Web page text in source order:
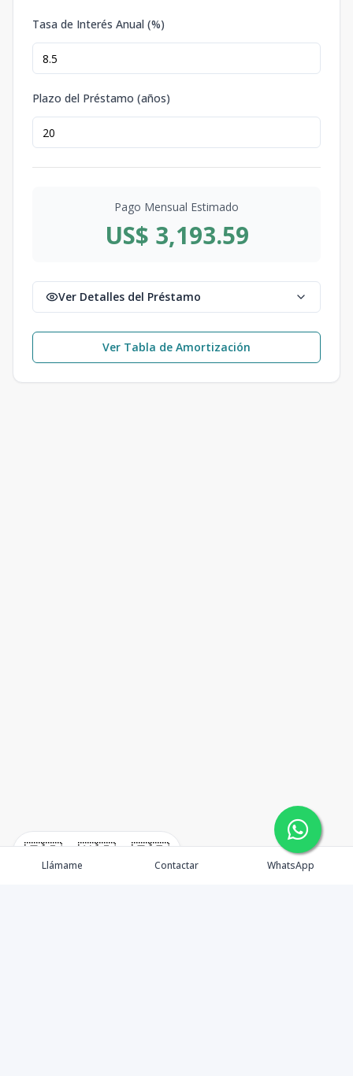
🇪🇸 🇺🇸 🇫🇷
Tasa de Interés Anual (%)
Plazo del Préstamo (años)
Pago Mensual Estimado
US$ 3,193.59
Ver Detalles del Préstamo
Ver Tabla de Amortización
Llámame Contactar WhatsApp